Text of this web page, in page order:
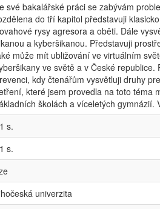
své bakalářské práci se zabývám
do tří kapitol představuji
rysy agresora a oběti. Dále
a kyberšikanou. Představuji
může mít ubližování ve virtuálním
ve světě a v České
kdy čtenářům vysvětluji druhy
které jsem provedla na toto téma
školách a víceletých gymnázií.
s.
s.
univerzita